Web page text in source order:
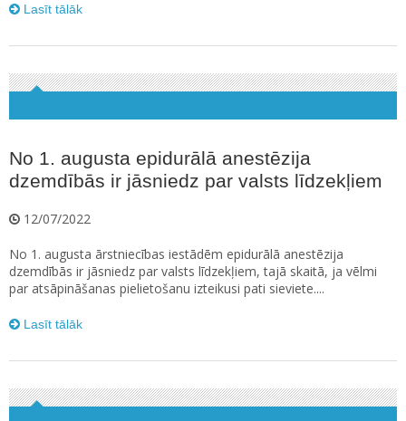
Lasīt tālāk
No 1. augusta epidurālā anestēzija
dzemdībās ir jāsniedz par valsts līdzekļiem
12/07/2022
No 1. augusta ārstniecības iestādēm epidurālā anestēzija
dzemdībās ir jāsniedz par valsts līdzekļiem, tajā skaitā, ja vēlmi
par atsāpināšanas pielietošanu izteikusi pati sieviete....
Lasīt tālāk